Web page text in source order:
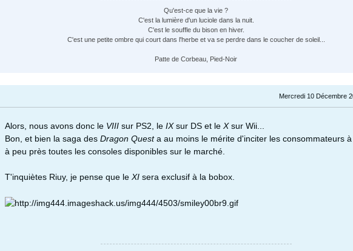
Qu'est-ce que la vie ?
C'est la lumière d'un luciole dans la nuit.
C'est le souffle du bison en hiver.
C'est une petite ombre qui court dans l'herbe et va se perdre dans le coucher de soleil...
Patte de Corbeau, Pied-Noir
Mercredi 10 Décembre
Alors, nous avons donc le VIII sur PS2, le IXsur DS et le Xsur Wii...
Bon, et bien la saga des Dragon Questa au moins le mérite d'inciter les consommateurs
à peu près toutes les consoles disponibles sur le marché.
T'inquiètes Riuy, je pense que le XI sera exclusif à la bobox.